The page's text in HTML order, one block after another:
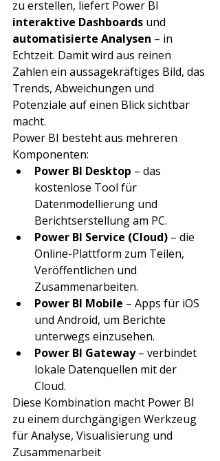
zu erstellen, liefert Power BI
interaktive Dashboards und
automatisierte Analysen – in
Echtzeit. Damit wird aus reinen
Zahlen ein aussagekräftiges Bild, das
Trends, Abweichungen und
Potenziale auf einen Blick sichtbar
macht.
Power BI besteht aus mehreren
Komponenten:
Power BI Desktop – das
kostenlose Tool für
Datenmodellierung und
Berichtserstellung am PC.
Power BI Service (Cloud) – die
Online-Plattform zum Teilen,
Veröffentlichen und
Zusammenarbeiten.
Power BI Mobile – Apps für iOS
und Android, um Berichte
unterwegs einzusehen.
Power BI Gateway – verbindet
lokale Datenquellen mit der
Cloud.
Diese Kombination macht Power BI
zu einem durchgängigen Werkzeug
für Analyse, Visualisierung und
Zusammenarbeit